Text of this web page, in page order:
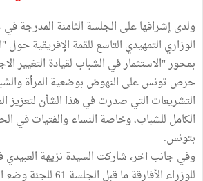
ولدى إشرافها على الجلسة الثامنة المدرجة
الوزاري التمهيدي التاسع للقمة الإفريقية حول
بمحور "الاستثمار في الشباب لقيادة التغيير
حرص تونس على النهوض بوضعية المرأة
التشريعات التي صدرت في هذا الشأن لتعزيز
الكامل للشباب، وخاصة النساء والفتيات في
بتونس.
وفي جانب آخر، شاركت السيدة نزيهة العبيدي
للوزراء الأفارقة ما